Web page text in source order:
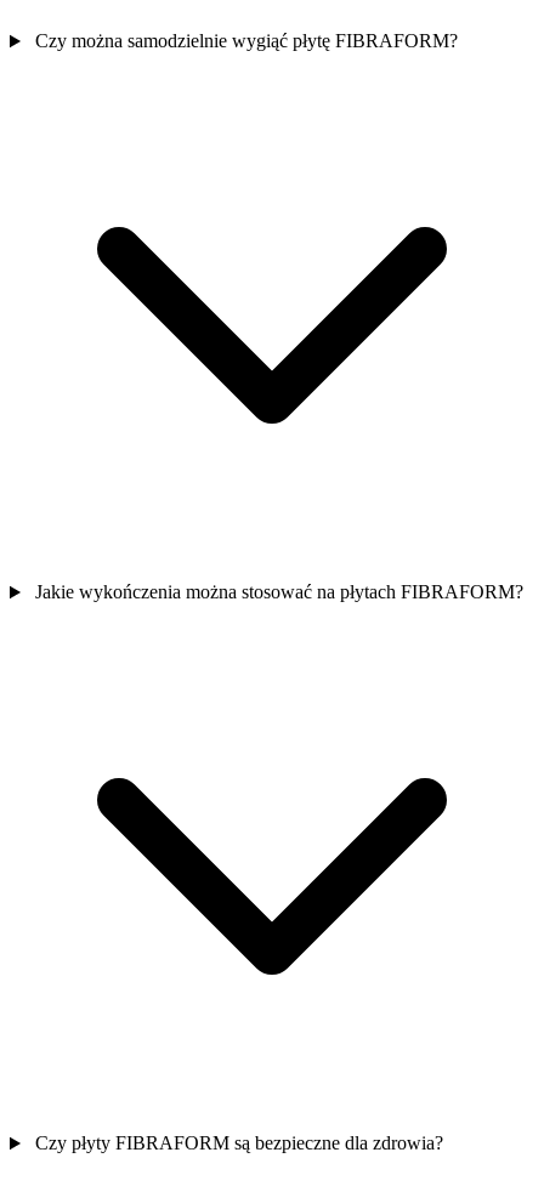
Czy można samodzielnie wygiąć płytę FIBRAFORM?
Jakie wykończenia można stosować na płytach FIBRAFORM?
Czy płyty FIBRAFORM są bezpieczne dla zdrowia?